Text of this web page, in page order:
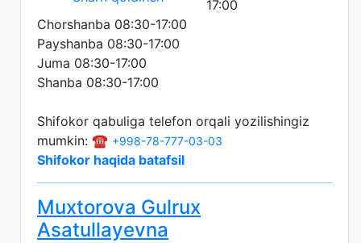
17:00
Chorshanba 08:30-17:00
Payshanba 08:30-17:00
Juma 08:30-17:00
Shanba 08:30-17:00
Shifokor qabuliga telefon orqali yozilishingiz
mumkin: ☎️ +998-78-777-03-03
Shifokor haqida batafsil
Muxtorova Gulrux
Asatullayevna